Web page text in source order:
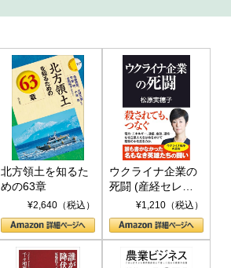
北方領土を知るた
めの63章
¥2,640（税込）
ウクライナ企業の
死闘 (産経セレク
ト S 039)¥1,210（税込）